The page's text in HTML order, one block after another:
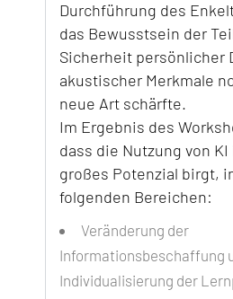
Durchführung des
das Bewusstsein der
Sicherheit persönlicher
akustischer Merkmale
neue Art schärfte.
Im Ergebnis des
dass die Nutzung von
großes Potenzial birgt,
folgenden Bereichen:
Veränderung der
Informationsbeschaffung
Individualisierung der